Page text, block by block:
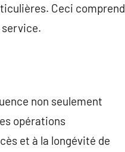
Ceci comprend
service.
non seulement
opérations
et à la longévité de